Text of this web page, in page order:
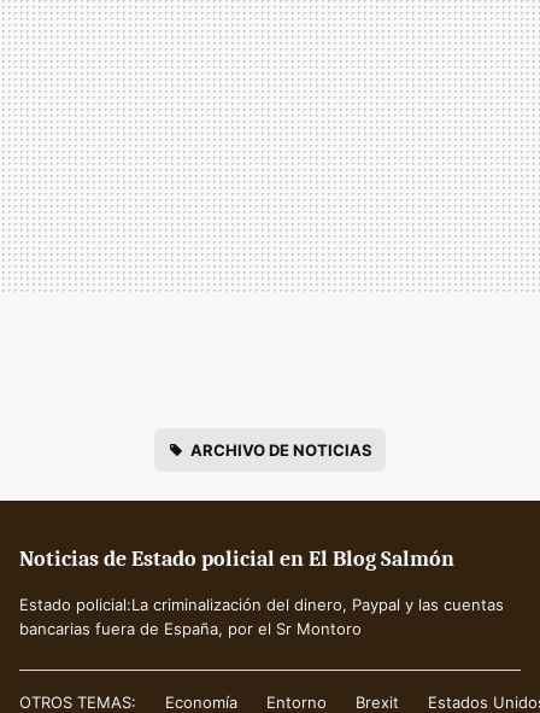
ARCHIVO DE NOTICIAS
Noticias de Estado policial en El Blog Salmón
Estado policial:La criminalización del dinero, Paypal y las cuentas
bancarias fuera de España, por el Sr Montoro
OTROS TEMAS: Economía Entorno Brexit Estados